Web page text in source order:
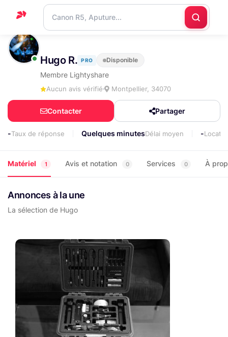
Accueil
Support
Nous
contacter
Hugo R. PRO Disponible
Membre Lightyshare
Aucun avis vérifié Montpellier, 34070
Contacter Partager
-Taux de réponse Quelques minutesDélai moyen -
Matériel 1 Avis et notation 0 Services 0 À
Annonces à la une
La sélection de Hugo